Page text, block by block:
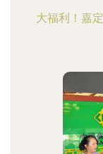
大福利！嘉